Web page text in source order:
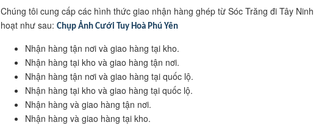
Chúng tôi cung cấp các hình thức giao nhận hàng ghép từ Sóc Trăng đi Tây Ninh
hoạt như sau: Chụp Ảnh Cưới Tuy Hoà Phú Yên
Nhận hàng tận nơi và giao hàng tại kho.
Nhận hàng tại kho và giao hàng tận nơi.
Nhận hàng tận nơi và giao hàng tại quốc lộ.
Nhận hàng tại kho và giao hàng tại quốc lộ.
Nhận hàng và giao hàng tận nơi.
Nhận hàng và giao hàng tại kho.